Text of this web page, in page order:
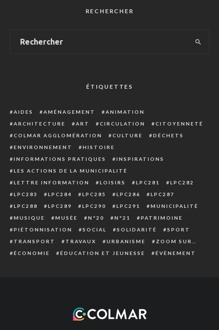
RECHERCHER
ÉTIQUETTES
AIDES AMÉNAGEMENT
ANIMATION
ARCHITECTURE
ART CIRCULATION
CITOYENNETÉ
COLMAR AGGLOMÉRATION
CULTURE
DÉCHETS
ENVIRONNEMENT
HISTOIRE
INFORMATIONS PRATIQUES
INSPIRATIONS
LES ACTIONS DE LA MUNICIPALITÉ
LETTRE INFORMATION
LOISIRS LPC281
LPC282
LPC283
LPC284 LPC285 LPC286
LPC287
LPC288
LPC289 LPC290 LPC291
MUNICIPALITÉ
MUSIQUE
MUSÉE N°20 N°21
PATRIMOINE
PIÉTONNISATION
SOCIAL SOLIDARITÉ
SPORT
TRANSPORT
TRAVAUX URBANISME
ZOOM SUR…
ÉCONOMIE
ÉDUCATION ET JEUNESSE ÉVÈNEMENT